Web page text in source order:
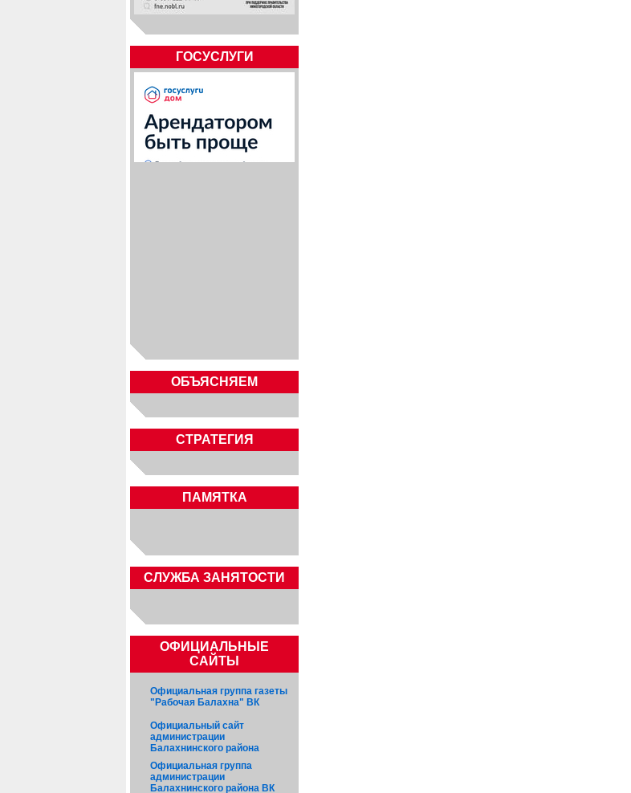
ГОСУСЛУГИ
ОБЪЯСНЯЕМ
СТРАТЕГИЯ
ПАМЯТКА
CЛУЖБА ЗАНЯТОСТИ
ОФИЦИАЛЬНЫЕ
САЙТЫ
Официальная группа газеты
"Рабочая Балахна" ВК
Официальный сайт
администрации
Балахнинского района
Официальная группа
администрации
Балахнинского района ВК